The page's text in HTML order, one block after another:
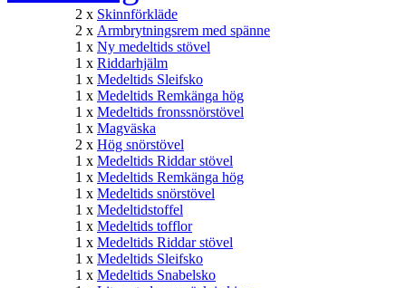
2 x Skinnförkläde
2 x Armbrytningsrem med spänne
1 x Ny medeltids stövel
1 x Riddarhjälm
1 x Medeltids Sleifsko
1 x Medeltids Remkänga hög
1 x Medeltids fronssnörstövel
1 x Magväska
2 x Hög snörstövel
1 x Medeltids Riddar stövel
1 x Medeltids Remkänga hög
1 x Medeltids snörstövel
1 x Medeltidstoffel
1 x Medeltids tofflor
1 x Medeltids Riddar stövel
1 x Medeltids Sleifsko
1 x Medeltids Snabelsko